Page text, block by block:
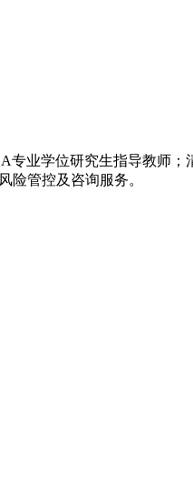
业学位研究生指导教师；
险管控及咨询服务。